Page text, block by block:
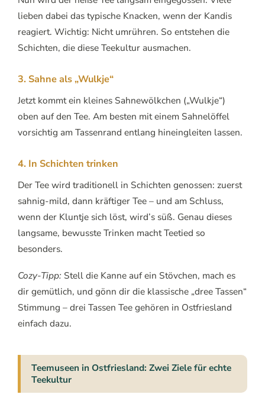
lieben dabei das typische Knacken, wenn der Kandis
reagiert. Wichtig: Nicht umrühren. So entstehen die
Schichten, die diese Teekultur ausmachen.
3. Sahne als „Wulkje“
Jetzt kommt ein kleines Sahnewölkchen („Wulkje“)
oben auf den Tee. Am besten mit einem Sahnelöffel
vorsichtig am Tassenrand entlang hineingleiten lassen.
4. In Schichten trinken
Der Tee wird traditionell in Schichten genossen: zuerst
sahnig-mild, dann kräftiger Tee – und am Schluss,
wenn der Kluntje sich löst, wird’s süß. Genau dieses
langsame, bewusste Trinken macht Teetied so
besonders.
Cozy-Tipp: Stell die Kanne auf ein Stövchen, mach es
dir gemütlich, und gönn dir die klassische „dree Tassen“
Stimmung – drei Tassen Tee gehören in Ostfriesland
einfach dazu.
Teemuseen in Ostfriesland: Zwei Ziele für echte
Teekultur